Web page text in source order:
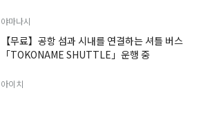
야마나시
【무료】공항 섬과 시내를 연결하는 셔틀 버스
「TOKONAME SHUTTLE」운행 중
아이치